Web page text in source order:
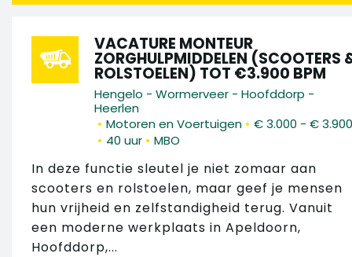
VACATURE MONTEUR
ZORGHULPMIDDELEN (SCOOTERS
ROLSTOELEN) TOT €3.900 BPM
Hengelo - Wormerveer - Hoofddorp -
Heerlen
• Motoren en Voertuigen • € 3.000 - € 3.900
• 40 uur • MBO
In deze functie sleutel je niet zomaar aan
scooters en rolstoelen, maar geef je mensen
hun vrijheid en zelfstandigheid terug. Vanuit
een moderne werkplaats in Apeldoorn,
Hoofddorp,...